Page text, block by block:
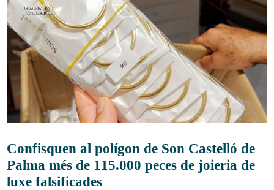
Confisquen al polígon de Son Castelló de
Palma més de 115.000 peces de joieria de
luxe falsificades